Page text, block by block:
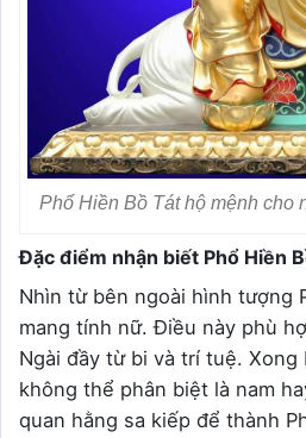
Phổ Hiền Bồ Tát hộ mệnh cho
Đặc điểm nhận biết Phổ Hiền
Nhìn từ bên ngoài hình tượng
mang tính nữ. Điều này phù
Ngài đầy từ bi và trí tuệ. Xong
không thể phân biệt là nam
quan hằng sa kiếp để thành